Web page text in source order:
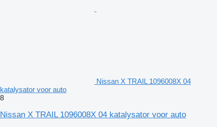
Nissan X TRAIL 1096008X 04
katalysator voor auto
8
Nissan X TRAIL 1096008X 04 katalysator voor auto